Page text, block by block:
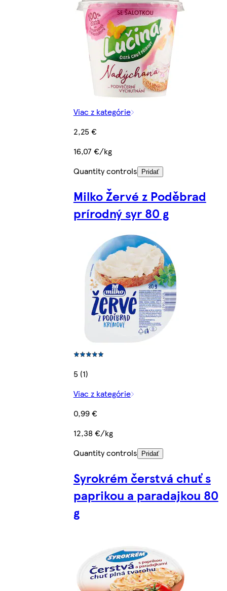
Viac z kategórie
2,25 €
16,07 €/kg
Quantity controls
Pridať
Milko Žervé z Poděbrad
prírodný syr 80 g
5 (1)
Viac z kategórie
0,99 €
12,38 €/kg
Quantity controls
Pridať
Syrokrém čerstvá chuť s
paprikou a paradajkou 80
g